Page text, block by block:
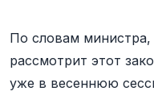
По словам министра,
рассмотрит этот
уже в весеннюю